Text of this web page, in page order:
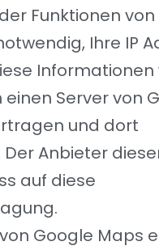
Funktionen
Ihre IP
Informationen
Server von
und dort
Anbieter
auf diese
Google Maps